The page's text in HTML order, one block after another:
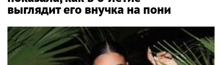
выглядит его внучка на пони